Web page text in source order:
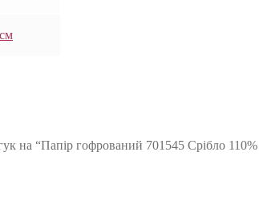
на “Папір гофрований 701545 Срібло